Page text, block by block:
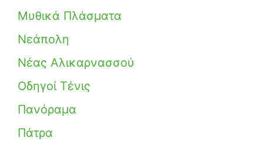
Μυθικά Πλάσματα
Νεάπολη
Νέας Αλικαρνασσού
Οδηγοί Τένις
Πανόραμα
Πάτρα